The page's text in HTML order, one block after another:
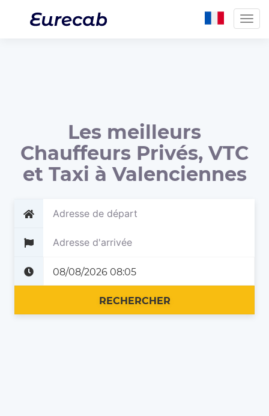
Les meilleurs
Chauffeurs Privés, VTC
et Taxi à Valenciennes
RECHERCHER